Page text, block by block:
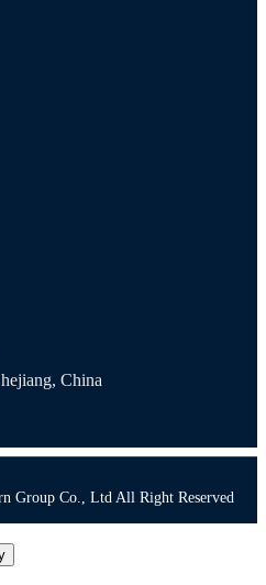
China
Group Co., Ltd All Right Reserved